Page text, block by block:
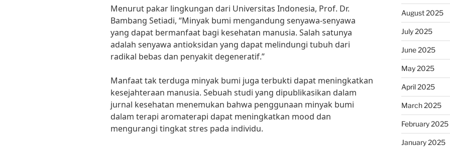
Menurut pakar lingkungan dari Universitas Indonesia, Prof. Dr.
Bambang Setiadi, “Minyak bumi mengandung senyawa-senyawa
yang dapat bermanfaat bagi kesehatan manusia. Salah satunya
adalah senyawa antioksidan yang dapat melindungi tubuh dari
radikal bebas dan penyakit degeneratif.”
Manfaat tak terduga minyak bumi juga terbukti dapat meningkatkan
kesejahteraan manusia. Sebuah studi yang dipublikasikan dalam
jurnal kesehatan menemukan bahwa penggunaan minyak bumi
dalam terapi aromaterapi dapat meningkatkan mood dan
mengurangi tingkat stres pada individu.
August 2025
July 2025
June 2025
May 2025
April 2025
March 2025
February 2025
January 2025